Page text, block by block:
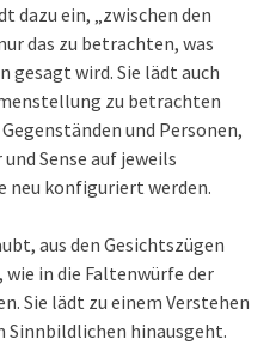
dazu ein, „zwischen den
das zu betrachten, was
gesagt wird. Sie lädt auch
zu betrachten
und Personen,
Sense auf jeweils
neu konfiguriert werden.
aus den Gesichtszügen
in die Faltenwürfe der
Sie lädt zu einem Verstehen
Sinnbildlichen hinausgeht.